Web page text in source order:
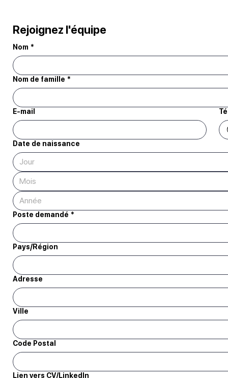
Rejoignez l'équipe
Nom *
Nom de famille *
E-mail
Date de naissance
Mois
Poste demandé *
adresse multiligne
Pays/Région
Adresse
Ville
Code Postal
Lien vers CV/LinkedIn